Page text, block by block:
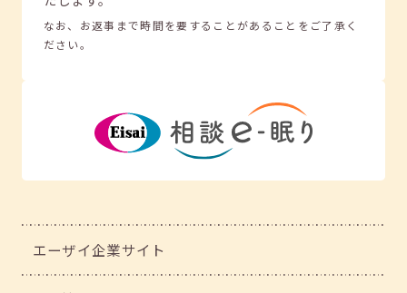
なお、お返事まで時間を要することがあることをご了承く
ださい。
エーザイ企業サイト